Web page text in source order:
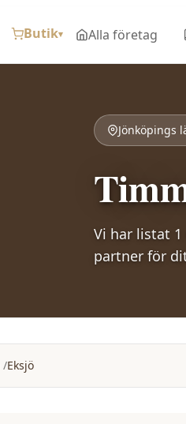
Butik▾ Alla företag
Jönköpings
Vi har listat 1
partner för
Eksjö